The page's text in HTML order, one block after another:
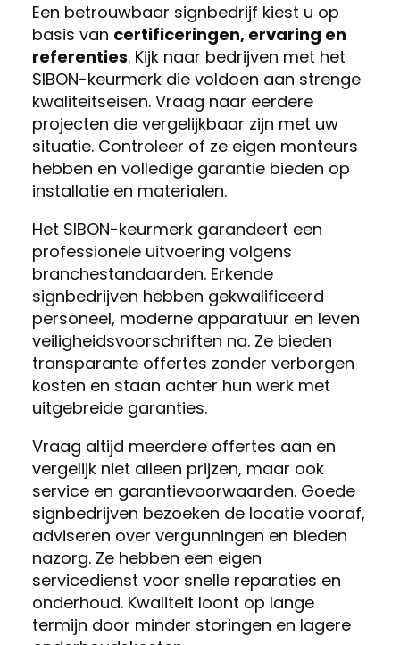
Een betrouwbaar signbedrijf kiest u op
basis van certificeringen, ervaring en
referenties. Kijk naar bedrijven met het
SIBON-keurmerk die voldoen aan strenge
kwaliteitseisen. Vraag naar eerdere
projecten die vergelijkbaar zijn met uw
situatie. Controleer of ze eigen monteurs
hebben en volledige garantie bieden op
installatie en materialen.
Het SIBON-keurmerk garandeert een
professionele uitvoering volgens
branchestandaarden. Erkende
signbedrijven hebben gekwalificeerd
personeel, moderne apparatuur en leven
veiligheidsvoorschriften na. Ze bieden
transparante offertes zonder verborgen
kosten en staan achter hun werk met
uitgebreide garanties.
Vraag altijd meerdere offertes aan en
vergelijk niet alleen prijzen, maar ook
service en garantievoorwaarden. Goede
signbedrijven bezoeken de locatie vooraf,
adviseren over vergunningen en bieden
nazorg. Ze hebben een eigen
servicedienst voor snelle reparaties en
onderhoud. Kwaliteit loont op lange
termijn door minder storingen en lagere